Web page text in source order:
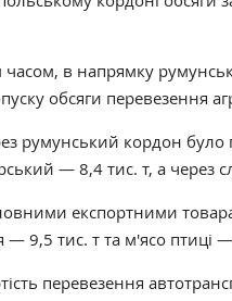
в напрямку
обсяги перевезення
румунський кордон було
— 8,4 тис. т, а через
експортними
— 9,5 тис. т та м'ясо птиці
перевезення